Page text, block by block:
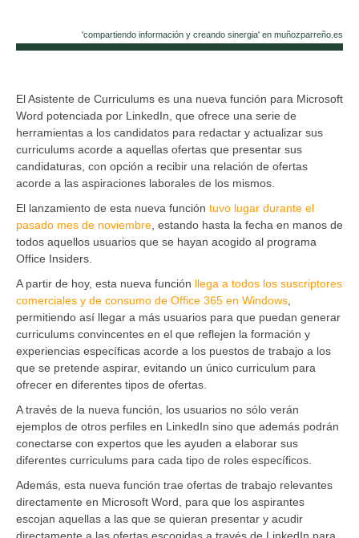
'compartiendo información y creando sinergia' en muñozparreño.es
El Asistente de Curriculums es una nueva función para Microsoft
Word potenciada por LinkedIn, que ofrece una serie de
herramientas a los candidatos para redactar y actualizar sus
curriculums acorde a aquellas ofertas que presentar sus
candidaturas, con opción a recibir una relación de ofertas
acorde a las aspiraciones laborales de los mismos.
El lanzamiento de esta nueva función tuvo lugar durante el
pasado mes de noviembre , estando hasta la fecha en manos de
todos aquellos usuarios que se hayan acogido al programa
Office Insiders.
A partir de hoy, esta nueva función llega a todos los suscriptores
comerciales y de consumo de Office 365 en Windows
permitiendo así­ llegar a más usuarios para que puedan generar
curriculums convincentes en el que reflejen la formación y
experiencias especí­ficas acorde a los puestos de trabajo a los
que se pretende aspirar, evitando un único curriculum para
ofrecer en diferentes tipos de ofertas.
A través de la nueva función, los usuarios no sólo verán
ejemplos de otros perfiles en LinkedIn sino que además podrán
conectarse con expertos que les ayuden a elaborar sus
diferentes curriculums para cada tipo de roles especí­ficos.
Además, esta nueva función trae ofertas de trabajo relevantes
directamente en Microsoft Word, para que los aspirantes
escojan aquellas a las que se quieran presentar y acudir
directamente a las ofertas escogidas a través de LinkedIn para